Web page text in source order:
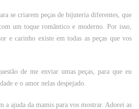
se criarem peças de bijuteria diferentes, que
um toque romântico e moderno. Por isso,
e carinho existe em todas as peças que vos
de me enviar umas peças, para que eu
e o amor nelas despejado.
a ajuda da mamis para vos mostrar. Adorei as